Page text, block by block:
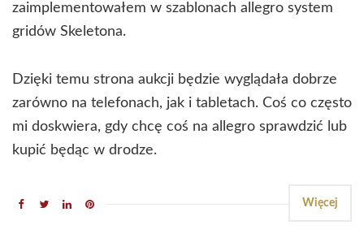
zaimplementowałem w szablonach allegro system
gridów Skeletona.
Dzięki temu strona aukcji będzie wyglądała dobrze
zarówno na telefonach, jak i tabletach. Coś co często
mi doskwiera, gdy chcę coś na allegro sprawdzić lub
kupić będąc w drodze.
Więcej